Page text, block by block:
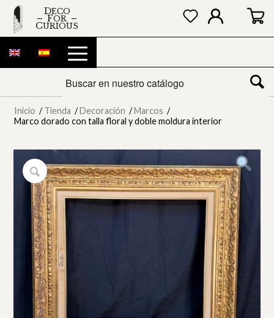
DECO
FOR
CURIOUS
Inicio / Tienda / Decoración / Marcos /
Marco dorado con talla floral y doble moldura interior